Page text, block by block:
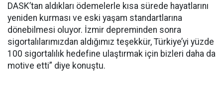
DASK’tan aldıkları ödemelerle kısa sürede hayatlarını
yeniden kurması ve eski yaşam standartlarına
dönebilmesi oluyor. İzmir depreminden sonra
sigortalılarımızdan aldığımız teşekkür, Türkiye’yi yüzde
100 sigortalılık hedefine ulaştırmak için bizleri daha da
motive etti” diye konuştu.